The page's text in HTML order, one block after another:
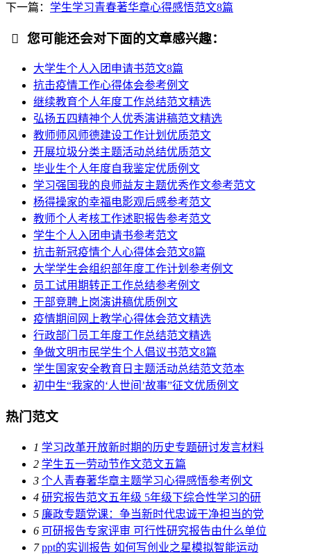
下一篇： 学生学习青春著华章心得感悟范文8篇
您可能还会对下面的文章感兴趣：
大学生个人入团申请书范文8篇
抗击疫情工作心得体会参考例文
继续教育个人年度工作总结范文精选
弘扬五四精神个人优秀演讲稿范文精选
教师师风师德建设工作计划优质范文
开展垃圾分类主题活动总结优质范文
毕业生个人年度自我鉴定优质例文
学习强国我的良师益友主题优秀作文参考范文
杨得操家的幸福电影观后感参考范文
教师个人考核工作述职报告参考范文
学生个人入团申请书参考范文
抗击新冠疫情个人心得体会范文8篇
大学学生会组织部年度工作计划参考例文
员工试用期转正工作总结参考例文
干部竞聘上岗演讲稿优质例文
疫情期间网上教学心得体会范文精选
行政部门员工年度工作总结范文精选
争做文明市民学生个人倡议书范文8篇
学生国家安全教育日主题活动总结范文范本
初中生“我家的‘人世间’故事”征文优质例文
热门范文
1 学习改革开放新时期的历史专题研讨发言材料
2 学生五一劳动节作文范文五篇
3 个人青春著华章主题学习心得感悟参考例文
4 研究报告范文五年级 5年级下综合性学习的研
5 廉政专题党课：争当新时代忠诚干净担当的党
6 可研报告专家评审 可行性研究报告由什么单位
7 ppt的实训报告 如何写创业之星模拟智能运动